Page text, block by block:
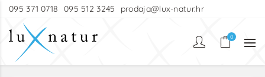
095 371 0718 095 512 3245 prodaja@lux-natur.hr
0